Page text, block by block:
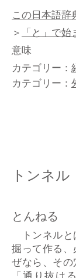
この日本語辞
＞「と」で始
意味
カテゴリー：
カテゴリー：
トンネル
とんねる
トンネル
掘って作る
ぜなら、そ